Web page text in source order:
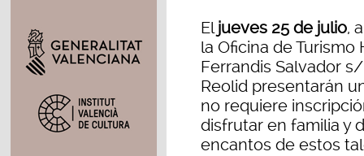
Eljueves 25 de julio,
la Oficina de
Ferrandis Salvador
Reolid presentarán
no requiere
disfrutar en familia y
encantos de estos